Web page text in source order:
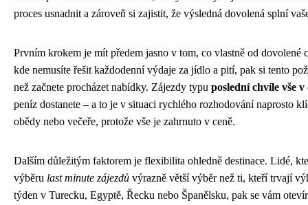
proces usnadnit a zároveň si zajistit, že výsledná dovolená splní
Prvním krokem je mít předem jasno v tom, co vlastně od dovolené
kde nemusíte řešit každodenní výdaje za jídlo a pití, pak si tento
než začnete procházet nabídky. Zájezdy typu poslední chvíle vše v
peníz dostanete – a to je v situaci rychlého rozhodování naprosto
obědy nebo večeře, protože vše je zahrnuto v ceně.
Dalším důležitým faktorem je flexibilita ohledně destinace. Lidé,
výběru last minute zájezdů výrazně větší výběr než ti, kteří trvají
týden v Turecku, Egyptě, Řecku nebo Španělsku, pak se vám